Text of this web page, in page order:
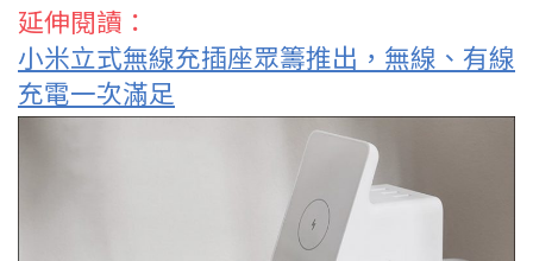
延伸閱讀：
小米立式無線充插座眾籌推出，無線、有線
充電一次滿足